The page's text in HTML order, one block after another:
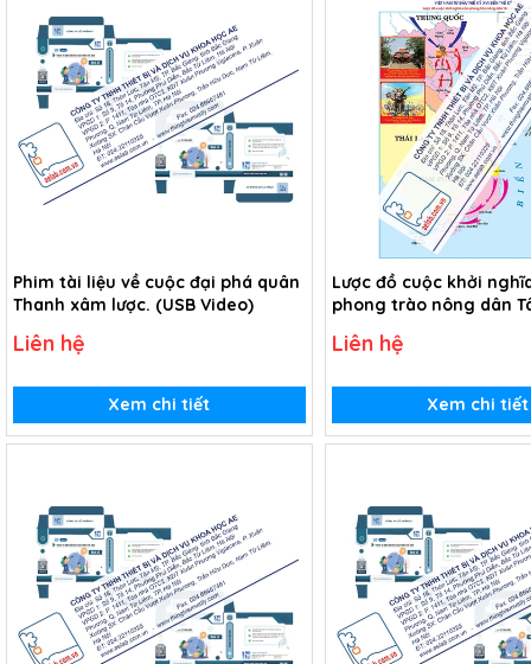
Phim tài liệu về cuộc đại phá quân
Thanh xâm lược. (USB Video)
Liên hệ
Xem chi tiết
Lược đồ cuộc khởi
phong trào nông dân
Liên hệ
Xem chi tiết